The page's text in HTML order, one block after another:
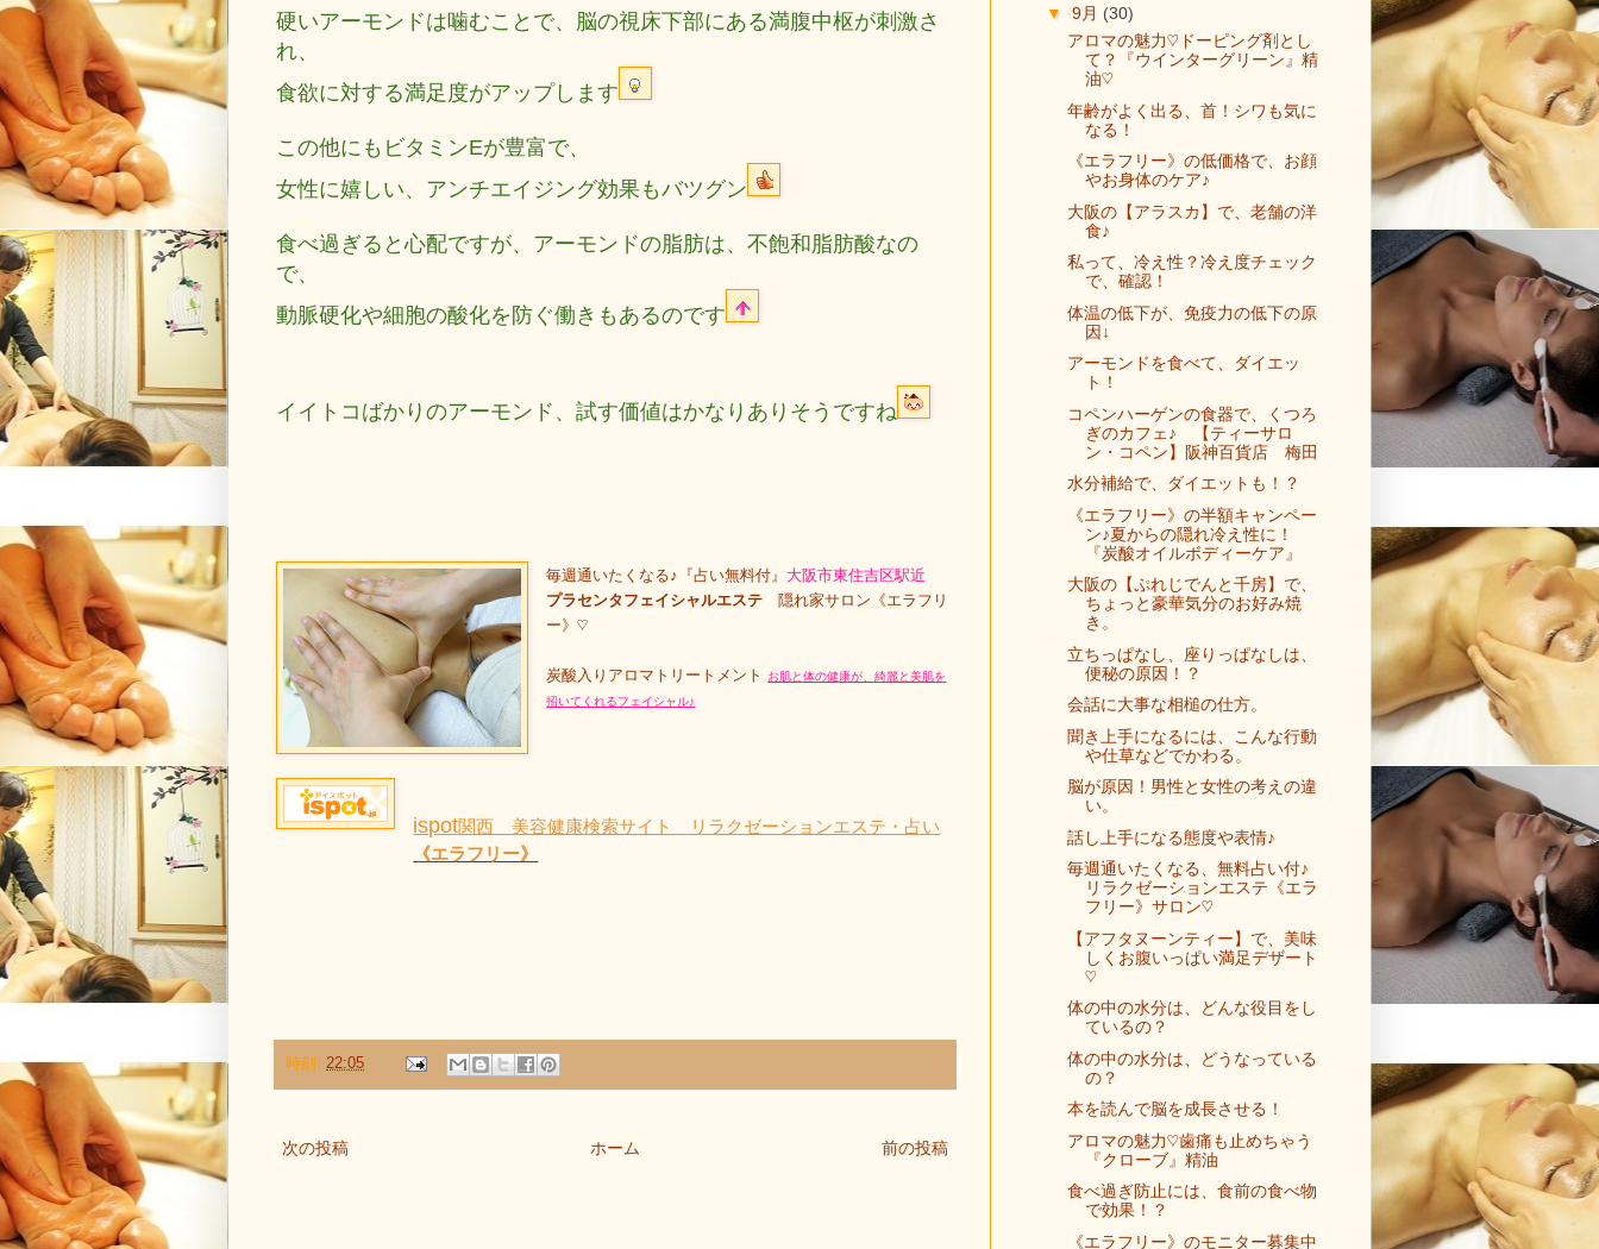
硬いアーモンドは噛むことで、脳の視床下部にある満腹中枢が刺激さ
れ、
食欲に対する満足度がアップします
この他にもビタミンEが豊富で、
女性に嬉しい、アンチエイジング効果もバツグン
食べ過ぎると心配ですが、アーモンドの脂肪は、不飽和脂肪酸なの
で、
動脈硬化や細胞の酸化を防ぐ働きもあるのです
イイトコばかりのアーモンド、試す価値はかなりありそうですね
毎週通いたくなる♪『占い無料付』 大阪市東住吉区駅近
プラセンタフェイシャルエステ隠れ家サロン《エラフリ
ー》♡
炭酸入りアロマトリートメント
お肌と体の健康が、綺麗と美肌を
招いてくれるフェイシャル♪
ispot関西 美容健康検索サイト リラクゼーションエステ・占い
《エラフリー》
時刻: 22:05
次の投稿 前の投稿
ホーム
▼ 9月 (30)
アロマの魅力♡ドーピング剤とし
て？『ウインターグリーン』精
油♡
年齢がよく出る、首！シワも気に
なる！
《エラフリー》の低価格で、お顔
やお身体のケア♪
大阪の【アラスカ】で、老舗の洋
食♪
私って、冷え性？冷え度チェック
で、確認！
体温の低下が、免疫力の低下の原
因↓
アーモンドを食べて、ダイエッ
ト！
コペンハーゲンの食器で、くつろ
ぎのカフェ♪ 【ティーサロ
ン・コペン】阪神百貨店 梅田
水分補給で、ダイエットも！？
《エラフリー》の半額キャンペー
ン♪夏からの隠れ冷え性に！
『炭酸オイルボディーケア』
大阪の【ぷれじでんと千房】で、
ちょっと豪華気分のお好み焼
き。
立ちっぱなし、座りっぱなしは、
便秘の原因！？
会話に大事な相槌の仕方。
聞き上手になるには、こんな行動
や仕草などでかわる。
脳が原因！男性と女性の考えの違
い。
話し上手になる態度や表情♪
毎週通いたくなる、無料占い付♪
リラクゼーションエステ《エラ
フリー》サロン♡
【アフタヌーンティー】で、美味
しくお腹いっぱい満足デザート
♡
体の中の水分は、どんな役目をし
ているの？
体の中の水分は、どうなっている
の？
本を読んで脳を成長させる！
アロマの魅力♡歯痛も止めちゃう
『クローブ』精油
食べ過ぎ防止には、食前の食べ物
で効果！？
《エラフリー》のモニター募集中